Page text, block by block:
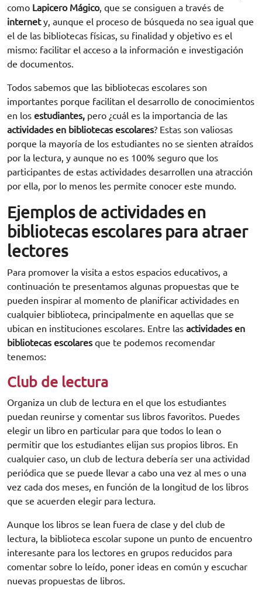
como Lapicero Mágico, que se consiguen a través de
internety, aunque el proceso de búsqueda no sea igual que
el de las bibliotecas físicas, su finalidad y objetivo es el
mismo: facilitar el acceso a la información e investigación
de documentos.
Todos sabemos que las bibliotecas escolares son
importantes porque facilitan el desarrollo de conocimientos
en los estudiantes, pero ¿cuál es la importancia de las
actividades en bibliotecas escolares? Estas son valiosas
porque la mayoría de los estudiantes no se sienten atraídos
por la lectura, y aunque no es 100% seguro que los
participantes de estas actividades desarrollen una atracción
por ella, por lo menos les permite conocer este mundo.
Ejemplos de actividades en
bibliotecas escolares para atraer
lectores
Para promover la visita a estos espacios educativos, a
continuación te presentamos algunas propuestas que te
pueden inspirar al momento de planificar actividades en
cualquier biblioteca, principalmente en aquellas que se
ubican en instituciones escolares. Entre las actividades en
bibliotecas escolares que te podemos recomendar
tenemos:
Club de lectura
Organiza un club de lectura en el que los estudiantes
puedan reunirse y comentar sus libros favoritos. Puedes
elegir un libro en particular para que todos lo lean o
permitir que los estudiantes elijan sus propios libros. En
cualquier caso, un club de lectura debería ser una actividad
periódica que se puede llevar a cabo una vez al mes o una
vez cada dos meses, en función de la longitud de los libros
que se acuerden elegir para lectura.
Aunque los libros se lean fuera de clase y del club de
lectura, la biblioteca escolar supone un punto de encuentro
interesante para los lectores en grupos reducidos para
comentar sobre lo leído, poner ideas en común y escuchar
nuevas propuestas de libros.